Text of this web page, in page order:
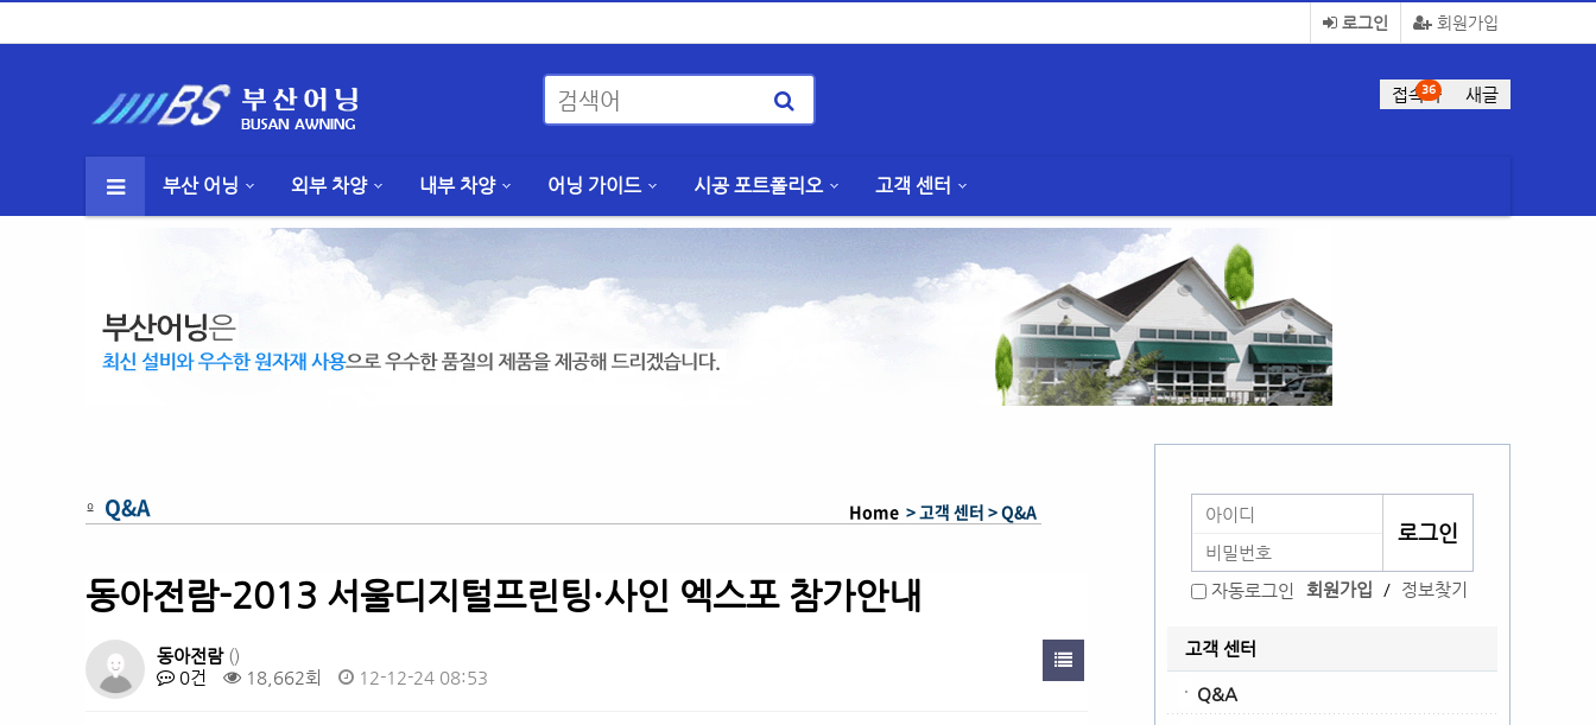
회원가입
로그인
접속자
36 새글
부산 어닝 외부 차양 내부 차양 어닝 가이드 시공 포트폴리오 고객 센터
º Q&A Home > 고객 센터 >Q&A
동아전람-2013 서울디지털프린팅·사인 엑스포 참가안내
동아전람()
0건
18,662회 12-12-24 08:53
자동로그인 회원가입 / 정보찾기
고객 센터
Q&A